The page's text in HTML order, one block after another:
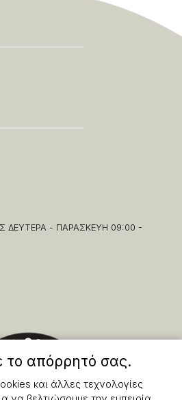
ΔΕΥΤΕΡΑ - ΠΑΡΑΣΚΕΥΗ 09:00 -
το απόρρητό σας.
και άλλες τεχνολογίες